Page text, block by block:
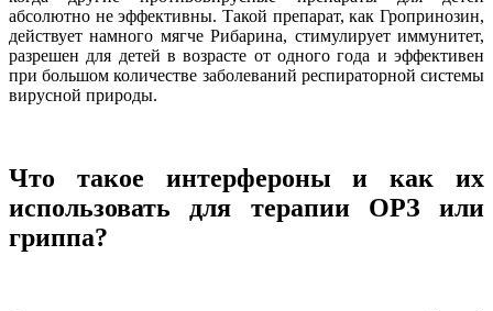
абсолютно не эффективны. Такой препарат, как Гропринозин,
действует намного мягче Рибарина, стимулирует иммунитет,
разрешен для детей в возрасте от одного года и эффективен
при большом количестве заболеваний респираторной системы
вирусной природы.
Что такое интерфероны и как их
использовать для терапии ОРЗ или
гриппа?